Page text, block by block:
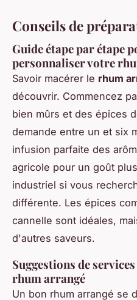
Conseils de
Guide étape par étape
personnaliser votre
Savoir macérer le rhum
découvrir. Commencez
bien mûrs et des épices
demande entre un et six
infusion parfaite des
agricole pour un goût
industriel si vous
différente. Les épices
cannelle sont idéales,
d'autres saveurs.
Suggestions de
rhum arrangé
Un bon rhum arrangé se